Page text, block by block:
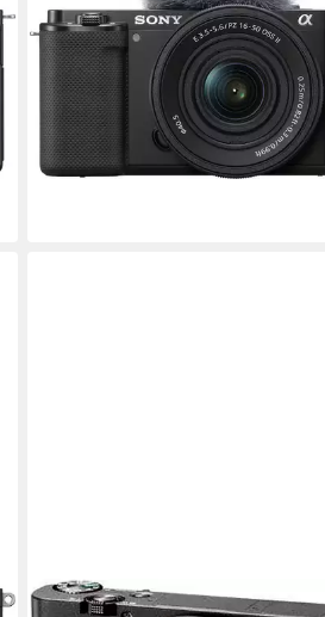
24,2 MP Auflösung Foto
4K Ultra HD
Auflösung Video
16-50 mm
Brennweite
599,00 € UVP
849,00 €
17,39 €mtl. in 48 Raten
-29%
lieferbar in 3 Wochen
SONY